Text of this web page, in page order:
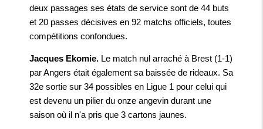
deux passages ses états de service sont de 44 buts
et 20 passes décisives en 92 matchs officiels, toutes
compétitions confondues.
Jacques Ekomie. Le match nul arraché à Brest (1-1)
par Angers était également sa baissée de rideaux. Sa
32e sortie sur 34 possibles en Ligue 1 pour celui qui
est devenu un pilier du onze angevin durant une
saison où il n'a pris que 3 cartons jaunes.